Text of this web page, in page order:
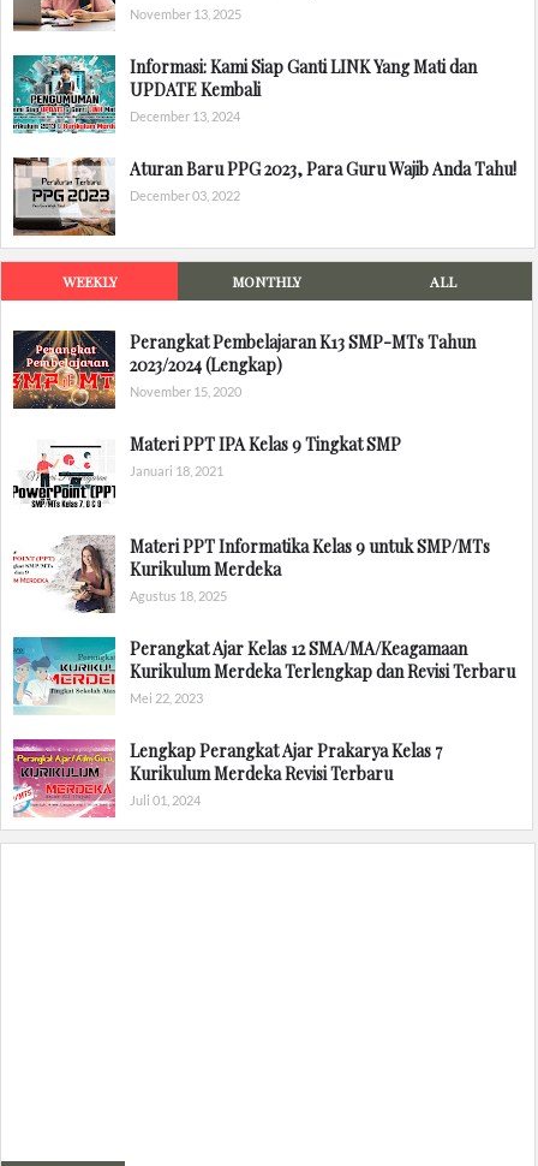
November 13, 2025
Informasi: Kami Siap Ganti LINK Yang Mati dan
UPDATE Kembali
December 13, 2024
Aturan Baru PPG 2023, Para Guru Wajib Anda Tahu!
December 03, 2022
WEEKLY MONTHLY ALL
Perangkat Pembelajaran K13 SMP-MTs Tahun
2023/2024 (Lengkap)
November 15, 2020
Materi PPT IPA Kelas 9 Tingkat SMP
Januari 18, 2021
Materi PPT Informatika Kelas 9 untuk SMP/MTs
Kurikulum Merdeka
Agustus 18, 2025
Perangkat Ajar Kelas 12 SMA/MA/Keagamaan
Kurikulum Merdeka Terlengkap dan Revisi Terbaru
Mei 22, 2023
Lengkap Perangkat Ajar Prakarya Kelas 7
Kurikulum Merdeka Revisi Terbaru
Juli 01, 2024